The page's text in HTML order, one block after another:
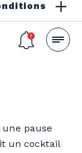
une pause
un cocktail